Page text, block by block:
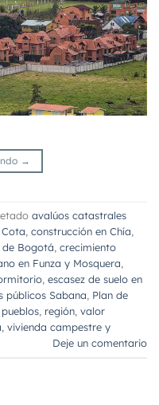
→
avalúos catastrales
construcción en Chía
de Bogotá crecimiento
en Funza y Mosquera
escasez de suelo en
públicos Sabana Plan de
pueblos región valor
vivienda campestre y
Deje un comentario